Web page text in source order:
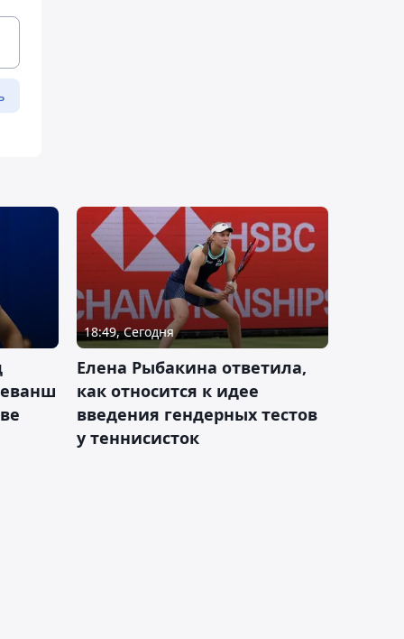
18:49, Сегодня
Елена Рыбакина ответила,
как относится к идее
введения гендерных тестов
у теннисисток